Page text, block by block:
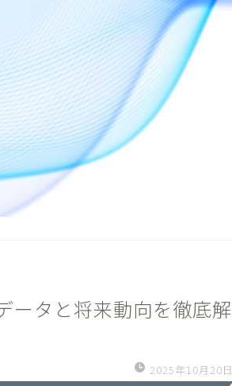
ータと将来動向を徹底解
2025年10月20日